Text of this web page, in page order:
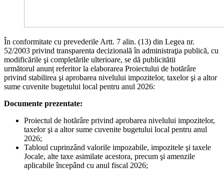
În conformitate cu prevederile Artt. 7 alin. (13) din Legea nr.
52/2003 privind transparenta decizională în administraţia publică, cu
modificările şi completările ulterioare, se dă publicitătii
următorul anunț referitor la elaborarea Proiectului de hotărâre
privind stabilirea şi aprobarea nivelului impozitelor, taxelor şi a altor
sume cuvenite bugetului local pentru anul 2026:
Documente prezentate:
Proiectul de hotărâre privind aprobarea nivelului impozitelor,
taxelor şi a altor sume cuvenite bugetului local pentru anul
2026;
Tabloul cuprinzând valorile impozabile, impozitele şi taxele
Jocale, alte taxe asimilate acestora, precum şi amenzile
aplicabile începând cu anul fiscal 2026;